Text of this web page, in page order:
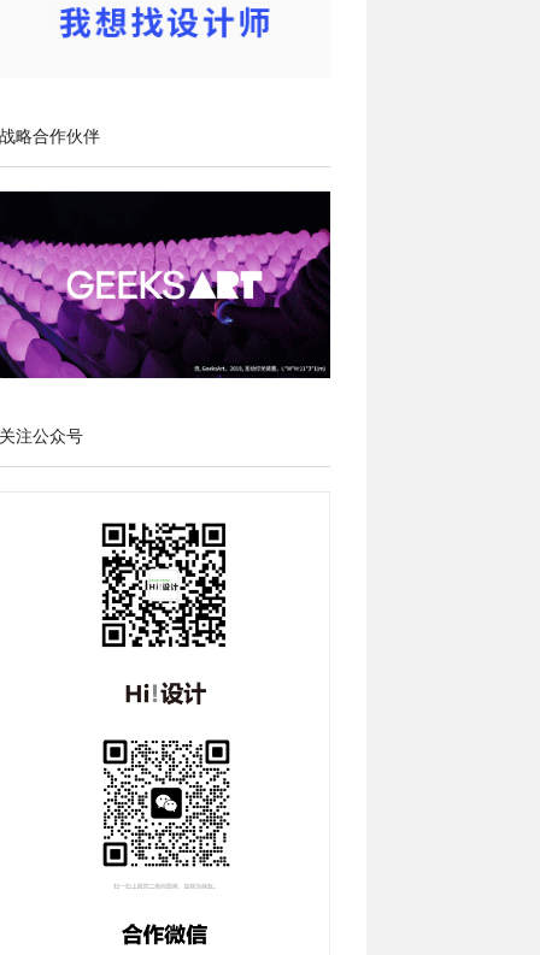
略合作伙伴
注公众号